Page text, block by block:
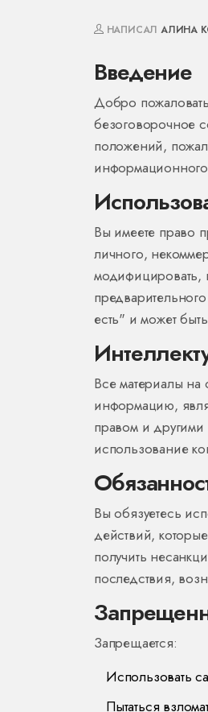
НАПИСАЛАЛИНА
Введение
Добро
безоговорочное
положений,
информационного
Вы имеете право
личного,
модифицировать,
есть" и может
Все материалы на
информацию,
правом и
использование
Вы обязуетесь
действий,
получить
последствия,
Запрещается:
Использовать
Пытаться